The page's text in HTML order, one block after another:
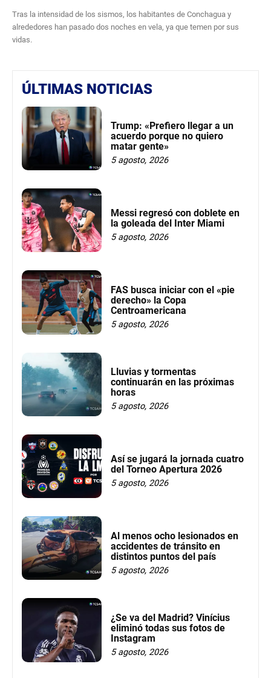
Tras la intensidad de los sismos, los habitantes de Conchagua y
alrededores han pasado dos noches en vela, ya que temen por sus
vidas.
ÚLTIMAS NOTICIAS
Trump: «Prefiero llegar a un
acuerdo porque no quiero
matar gente»
5 agosto, 2026
Messi regresó con doblete en
la goleada del Inter Miami
5 agosto, 2026
FAS busca iniciar con el «pie
derecho» la Copa
Centroamericana
5 agosto, 2026
Lluvias y tormentas
continuarán en las próximas
horas
5 agosto, 2026
Así se jugará la jornada cuatro
del Torneo Apertura 2026
5 agosto, 2026
Al menos ocho lesionados en
accidentes de tránsito en
distintos puntos del país
5 agosto, 2026
¿Se va del Madrid? Vinícius
eliminó todas sus fotos de
Instagram
5 agosto, 2026